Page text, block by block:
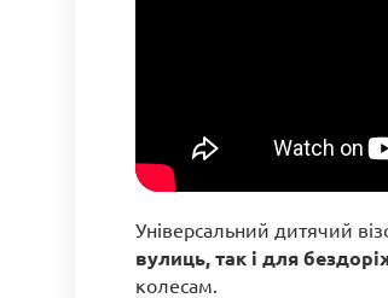
Універсальний дитячий
вулиць, так і для
колесам.